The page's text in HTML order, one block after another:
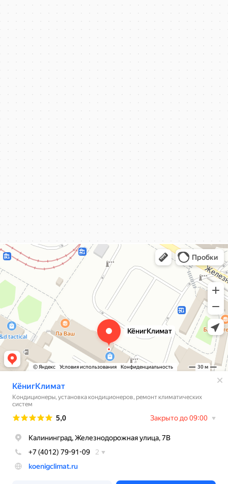
КёнигКлимат
Кондиционеры в Калининграде
Установка кондиционеров в Калининграде